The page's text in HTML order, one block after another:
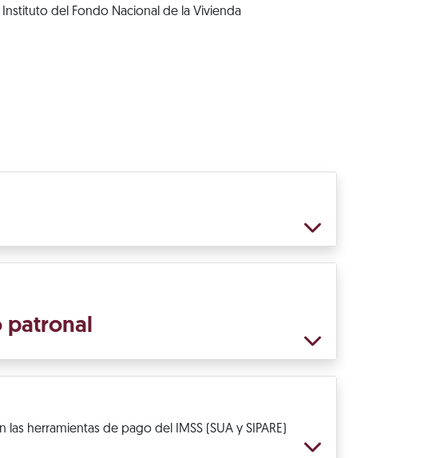
del Fondo Nacional de la Vivienda
patronal
herramientas de pago del IMSS (SUA y SIPARE)